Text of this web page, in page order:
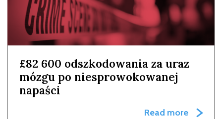
£82 600 odszkodowania za uraz
mózgu po niesprowokowanej
napaści
Read more